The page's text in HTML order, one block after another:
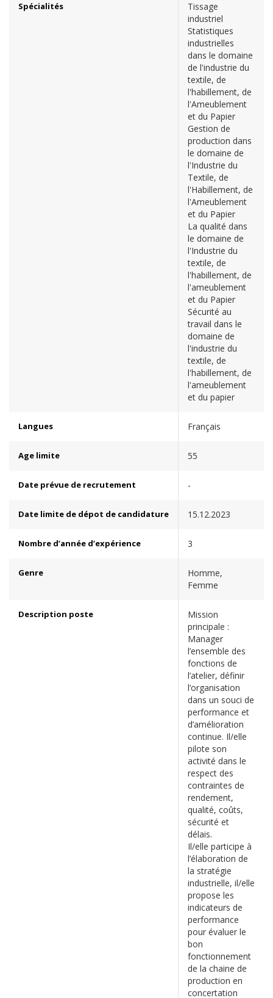
Spécialités
Tissage
industriel
Statistiques
industrielles
dans le domaine
de l'industrie du
textile, de
l'habillement, de
l'Ameublement
et du Papier
Gestion de
production dans
le domaine de
l'Industrie du
Textile, de
l'Habillement, de
l'Ameublement
et du Papier
La qualité dans
le domaine de
l'Industrie du
textile, de
l'habillement, de
l'ameublement
et du Papier
Sécurité au
travail dans le
domaine de
l'industrie du
textile, de
l'habillement, de
l'ameublement
et du papier
Langues Français
Age limite 55
Date prévue de recrutement -
Date limite de dépot de candidature 15.12.2023
Nombre d’année d’expérience 3
Genre
Homme,
Femme
Description poste
Mission
principale :
Manager
l’ensemble des
fonctions de
l’atelier, définir
l’organisation
dans un souci de
performance et
d’amélioration
continue. Il/elle
pilote son
activité dans le
respect des
contraintes de
rendement,
qualité, coûts,
sécurité et
délais.
Il/elle participe à
l’élaboration de
la stratégie
industrielle, il/elle
propose les
indicateurs de
performance
pour évaluer le
bon
fonctionnement
de la chaine de
production en
concertation